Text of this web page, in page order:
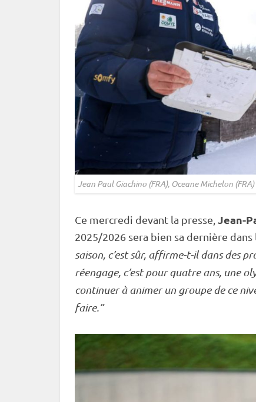
Jean Paul Giachino (FRA), Oceane Michelon
Ce mercredi devant la presse, Jean-
2025/2026 sera bien sa dernière dans
saison, c’est sûr, affirme-t-il dans des
réengage, c’est pour quatre ans, une
continuer à animer un groupe de ce
faire.”